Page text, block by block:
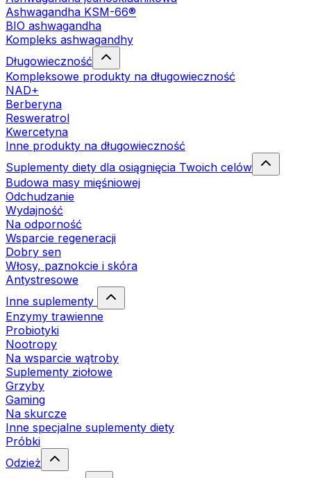
Ashwagandha KSM-66®
BIO ashwagandha
Kompleks ashwagandhy
Długowieczność
Kompleksowe produkty na długowieczność
NAD+
Berberyna
Resweratrol
Kwercetyna
Inne produkty na długowieczność
Suplementy diety dla osiągnięcia Twoich celów
Budowa masy mięśniowej
Odchudzanie
Wydajność
Na odporność
Wsparcie regeneracji
Dobry sen
Włosy, paznokcie i skóra
Antystresowe
Inne suplementy
Enzymy trawienne
Probiotyki
Nootropy
Na wsparcie wątroby
Suplementy ziołowe
Grzyby
Gaming
Na skurcze
Inne specjalne suplementy diety
Próbki
Odzież